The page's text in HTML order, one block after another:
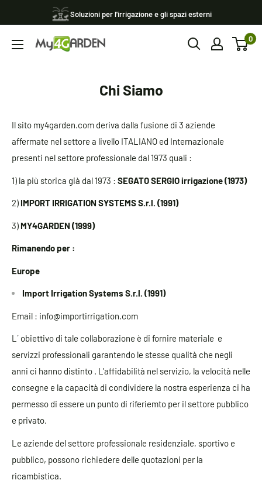
al
contenuto
Soluzioni per l'irrigazione e gli spazi esterni
My4garden 0
Chi Siamo
Il sito my4garden.com deriva dalla fusione di 3 aziende
affermate nel settore a livello ITALIANO ed Internazionale
presenti nel settore professionale dal 1973 quali :
1) la più storica già dal 1973 : SEGATO SERGIO irrigazione (1973)
2) IMPORT IRRIGATION SYSTEMS S.r.l. (1991)
3) MY4GARDEN (1999)
Rimanendo per :
Europe
Import Irrigation Systems S.r.l. (1991)
Email : info@importirrigation.com
L´ obiettivo di tale collaborazione è di fornire materiale e
servizzi professionali garantendo le stesse qualità che negli
anni ci hanno distinto . L'affidabilità nel servizio, la velocità nelle
consegne e la capacità di condividere la nostra esperienza ci ha
permesso di essere un punto di riferiemto per il settore pubblico
e privato.
Le aziende del settore professionale residenziale, sportivo e
pubblico, possono richiedere delle quotazioni per la
ricambistica.